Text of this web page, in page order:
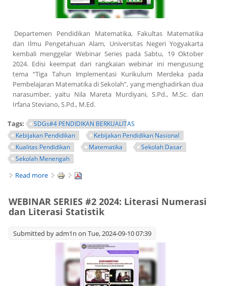
Departemen Pendidikan Matematika, Fakultas Matematika
dan Ilmu Pengetahuan Alam, Universitas Negeri Yogyakarta
kembali menggelar Webinar Series pada Sabtu, 19 Oktober
2024. Edisi keempat dari rangkaian webinar ini mengusung
tema “Tiga Tahun Implementasi Kurikulum Merdeka pada
Pembelajaran Matematika di Sekolah”, yang menghadirkan dua
narasumber, yaitu Nila Mareta Murdiyani, S.Pd., M.Sc. dan
Irfana Steviano, S.Pd., M.Ed.
Tags:
SDGs#4 PENDIDIKAN BERKUALITAS
Kebijakan Pendidikan
Kebijakan Pendidikan Nasional
Kualitas Pendidikan
Matematika
Sekolah Dasar
Sekolah Menengah
Read more about WEBINAR SERIES #4 2024: Tiga Tahun Implementasi
WEBINAR SERIES #2 2024: Literasi Numerasi
dan Literasi Statistik
Submitted byadm1n on Tue, 2024-09-10 07:39